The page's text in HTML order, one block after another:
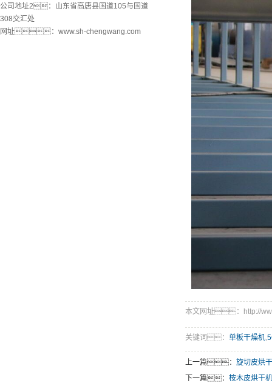
公司地址2：山东省高唐县国道105与国道
308交汇处
网址：www.sh-chengwang.com
本文网址：http://
关键词： 单板干燥机
上一篇： 旋切皮烘
下一篇： 桉木皮烘干机